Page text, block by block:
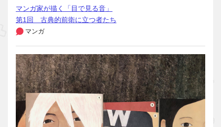
マンガ家が描く「目で見る音」
第1回 古典的前衛に立つ者たち
マンガ